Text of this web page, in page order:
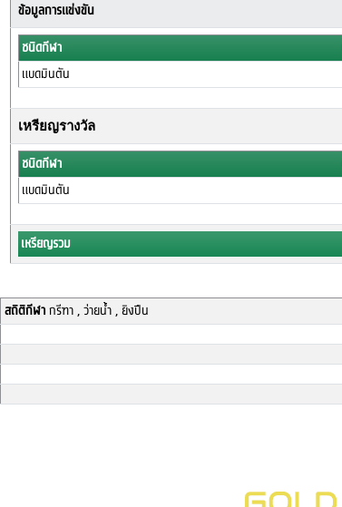
ข้อมูลการแข่งขัน
ชนิดกีฬา
แบดมินตัน
เหรียญรางวัล
ชนิดกีฬา
แบดมินตัน
เหรียญรวม
สถิติกีฬากรีฑา , ว่ายน้ำ , ยิงปืน